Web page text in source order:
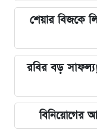
শেয়ার বিজকে
রবির বড়